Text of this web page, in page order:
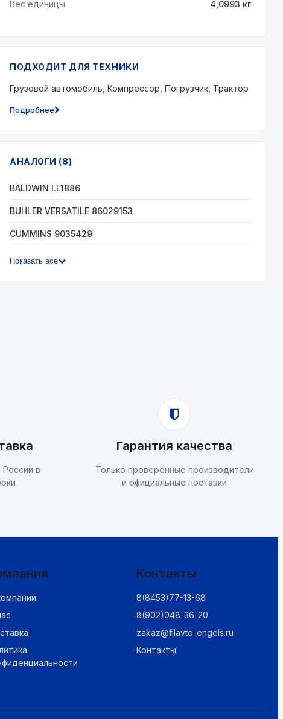
Вес единицы 4,0993 кг
ПОДХОДИТ ДЛЯ ТЕХНИКИ
Грузовой автомобиль, Компрессор, Погрузчик, Трактор
Подробнее
АНАЛОГИ (8)
BALDWIN LL1886
BUHLER VERSATILE 86029153
CUMMINS 9035429
Показать все
в
Гарантия качества
Только проверенные производители
и официальные поставки
Контакты
8(8453)77-13-68
8(902)048-36-20
zakaz@filavto-engels.ru
Контакты